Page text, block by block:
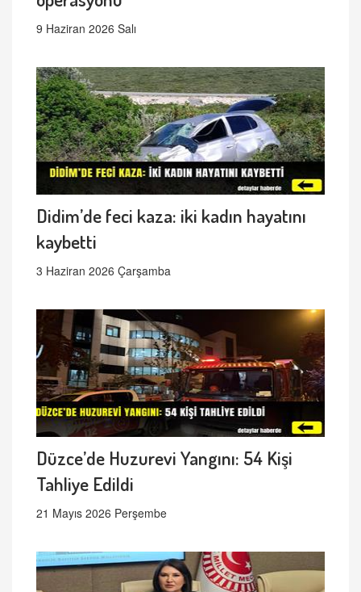
9 Haziran 2026 Salı
Didim’de feci kaza: iki kadın hayatını
kaybetti
3 Haziran 2026 Çarşamba
Düzce’de Huzurevi Yangını: 54 Kişi
Tahliye Edildi
21 Mayıs 2026 Perşembe